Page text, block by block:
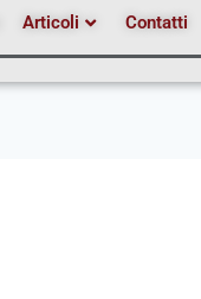
Articoli Contatti